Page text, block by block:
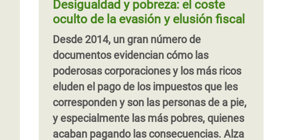
casi 11 billones de dólares al año. Pero su
verdadero valor es mucho mayor.Hora de
cuidar a las cuidadoras para luchar contra
la desigualdad y acabar con la pobreza.
impuestos, y también reciben menos
beneficios
pequeños productores agrarios en vez de
Desigualdad y pobreza: el coste
oculto de la evasión y elusión fiscal
Desde 2014, un gran número de
documentos evidencian cómo las
poderosas corporaciones y los más ricos
eluden el pago de los impuestos que les
corresponden y son las personas de a pie,
y especialmente las más pobres, quienes
acaban pagando las consecuencias. Alza